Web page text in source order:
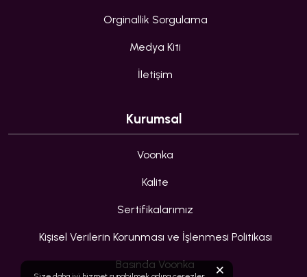
Orginallik Sorgulama
Medya Kiti
İletişim
Kurumsal
Voonka
Kalite
Sertifikalarımız
Kişisel Verilerin Korunması ve İşlenmesi Politikası
Basında Voonka